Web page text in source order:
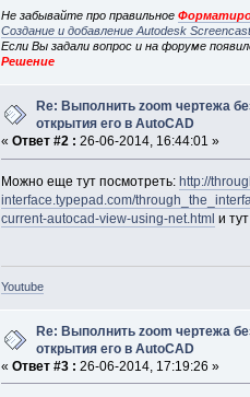
Не забывайте про правильное
Создание и добавление Autodesk
Если Вы задали вопрос и на форуме
Решение
Re: Выполнить zoom чертежа
открытия его в AutoCAD
« Ответ #2 : 26-06-2014, 16:44:01 »
Можно еще тут посмотреть: http://
interface.typepad.com/
current-autocad-view-using-net.html и
Youtube
Re: Выполнить zoom чертежа
открытия его в AutoCAD
« Ответ #3 : 26-06-2014, 17:19:26 »